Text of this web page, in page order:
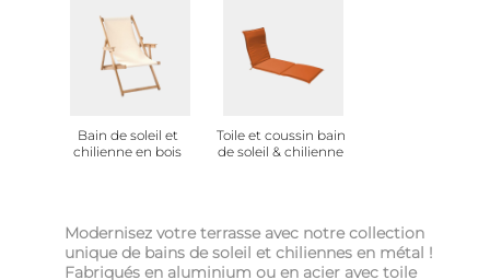
Bain de soleil et
chilienne en bois
Toile et coussin bain
de soleil & chilienne
Modernisez votre terrasse avec notre collection
unique de bains de soleil et chiliennes en métal !
Fabriqués en aluminium ou en acier avec toile